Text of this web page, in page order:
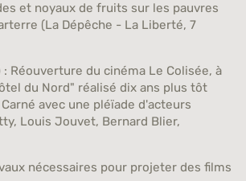
et noyaux de fruits sur les pauvres
(La Dépêche - La Liberté, 7
: Réouverture du cinéma Le Colisée, à
du Nord" réalisé dix ans plus tôt
avec une pléïade d'acteurs
Louis Jouvet, Bernard Blier,
nécessaires pour projeter des films